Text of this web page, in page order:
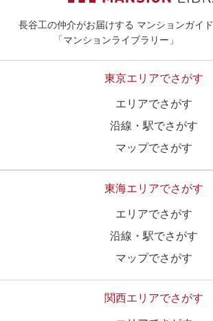
長谷工の仲介がお届けする マンションガイド
「マンションライブラリー」
東京エリアでさがす
エリアでさがす
沿線・駅でさがす
マップでさがす
東海エリアでさがす
エリアでさがす
沿線・駅でさがす
マップでさがす
関西エリアでさがす